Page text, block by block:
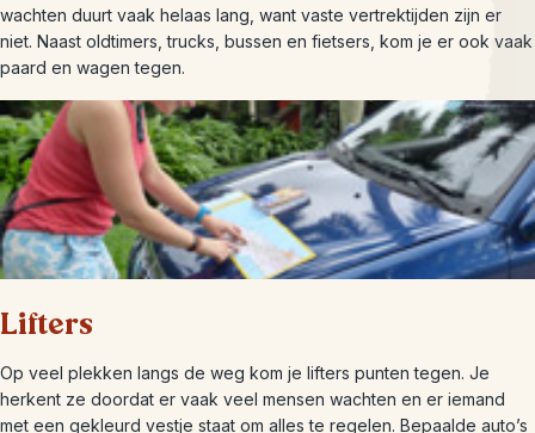
wachten duurt vaak helaas lang, want vaste vertrektijden zijn er
niet. Naast oldtimers, trucks, bussen en fietsers, kom je er ook vaak
paard en wagen tegen.
Lifters
Op veel plekken langs de weg kom je lifters punten tegen. Je
herkent ze doordat er vaak veel mensen wachten en er iemand
met een gekleurd vestje staat om alles te regelen. Bepaalde auto’s